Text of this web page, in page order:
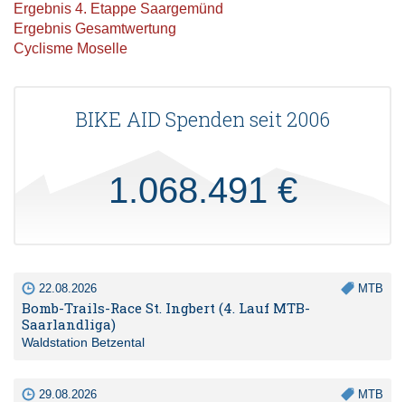
Ergebnis 4. Etappe Saargemünd
Ergebnis Gesamtwertung
Cyclisme Moselle
BIKE AID Spenden seit 2006
1.068.491 €
22.08.2026 MTB
Bomb-Trails-Race St. Ingbert (4. Lauf MTB-
Saarlandliga)
Waldstation Betzental
29.08.2026 MTB